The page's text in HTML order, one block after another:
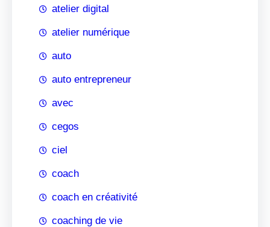
atelier digital
atelier numérique
auto
auto entrepreneur
avec
cegos
ciel
coach
coach en créativité
coaching de vie